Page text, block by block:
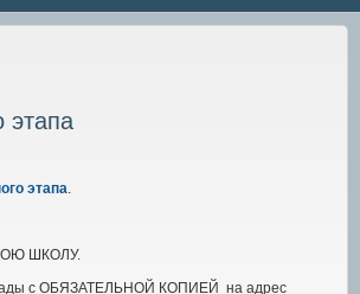
этапа
этапа.
ШКОЛУ.
с ОБЯЗАТЕЛЬНОЙ КОПИЕЙ на адрес